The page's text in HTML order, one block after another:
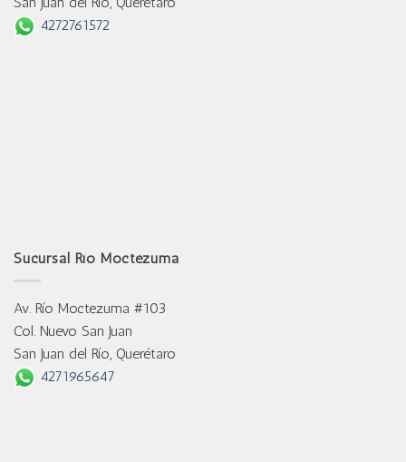
4272761572
Sucursal Río Moctezuma
Av. Río Moctezuma #103
Col. Nuevo San Juan
San Juan del Río, Querétaro
4271965647